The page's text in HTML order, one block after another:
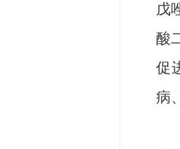
戊
酸
促
病